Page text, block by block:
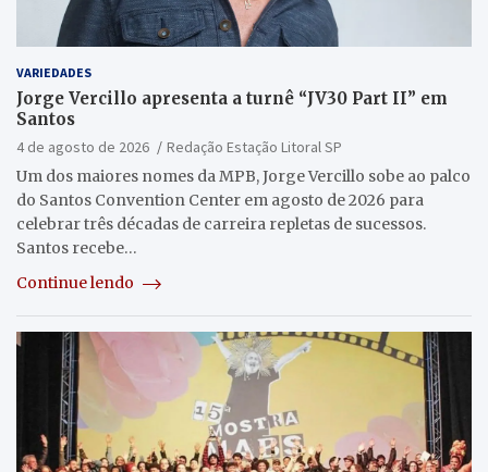
VARIEDADES
Jorge Vercillo apresenta a turnê “JV30 Part II” em
Santos
4 de agosto de 2026
Redação Estação Litoral SP
Um dos maiores nomes da MPB, Jorge Vercillo sobe ao palco
do Santos Convention Center em agosto de 2026 para
celebrar três décadas de carreira repletas de sucessos.
Santos recebe…
Continue lendo